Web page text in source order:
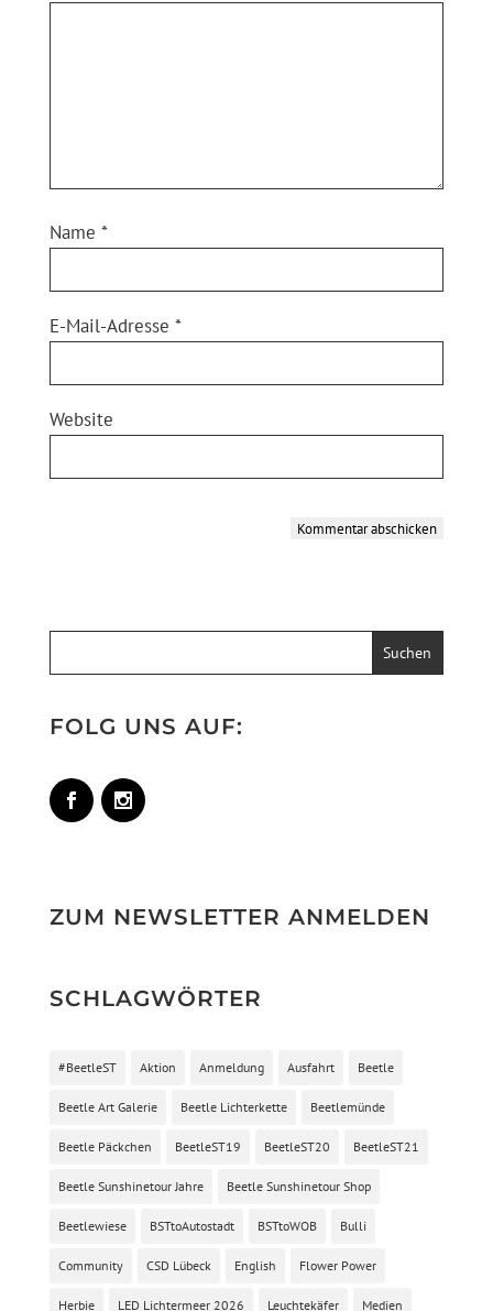
Name *
E-Mail-Adresse *
Website
Kommentar abschicken
FOLG UNS AUF:
ZUM NEWSLETTER ANMELDEN
SCHLAGWÖRTER
#BeetleST Aktion Anmeldung Ausfahrt Beetle
Beetle Art Galerie Beetle Lichterkette Beetlemünde
Beetle Päckchen BeetleST19 BeetleST20 BeetleST21
Beetle Sunshinetour Jahre Beetle Sunshinetour Shop
Beetlewiese BSTtoAutostadt BSTtoWOB Bulli
Community CSD Lübeck English Flower Power
Herbie LED Lichtermeer 2026 Leuchtekäfer Medien